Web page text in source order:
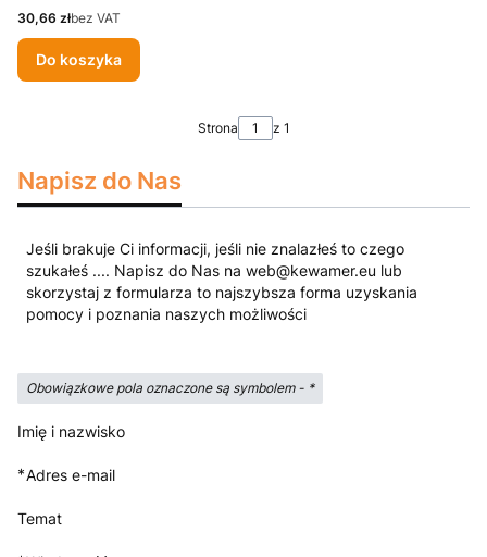
Cena
30,66 złbez VAT
Do koszyka
Strona z 1
Napisz do Nas
Jeśli brakuje Ci informacji, jeśli nie znalazłeś to czego
szukałeś .... Napisz do Nas na web@kewamer.eu lub
skorzystaj z formularza to najszybsza forma uzyskania
pomocy i poznania naszych możliwości
Obowiązkowe pola oznaczone są symbolem - *
Imię i nazwisko
*Adres e-mail
Temat